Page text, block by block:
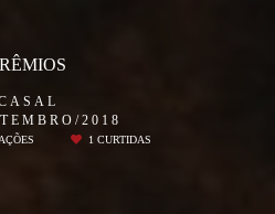
2018
1 CURTIDAS